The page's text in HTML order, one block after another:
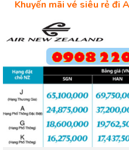
Khuyến mãi vé siêu rẻ đi